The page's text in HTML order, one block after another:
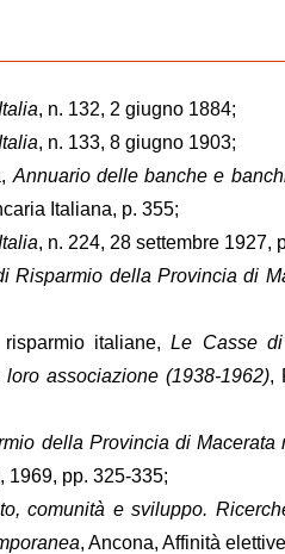
, n. 132, 2 giugno 1884;
, n. 133, 8 giugno 1903;
Annuario delle banche e
Italiana, p. 355;
, n. 224, 28 settembre 1927,
Risparmio della Provincia di
italiane,Le Casse
associazione (1938-1962),
della Provincia di Macerata
1969, pp. 325-335;
comunità e sviluppo.
, Ancona, Affinità